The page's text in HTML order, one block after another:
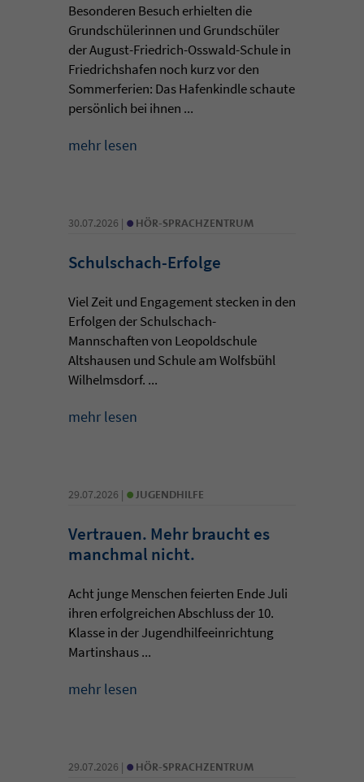
Besonderen Besuch erhielten die
Grundschülerinnen und Grundschüler
der August-Friedrich-Osswald-Schule in
Friedrichshafen noch kurz vor den
Sommerferien: Das Hafenkindle schaute
persönlich bei ihnen ...
mehr lesen
30.07.2026 | • HÖR-SPRACHZENTRUM
Schulschach-Erfolge
Viel Zeit und Engagement stecken in den
Erfolgen der Schulschach-
Mannschaften von Leopoldschule
Altshausen und Schule am Wolfsbühl
Wilhelmsdorf. ...
mehr lesen
29.07.2026 | • JUGENDHILFE
Vertrauen. Mehr braucht es
manchmal nicht.
Acht junge Menschen feierten Ende Juli
ihren erfolgreichen Abschluss der 10.
Klasse in der Jugendhilfeeinrichtung
Martinshaus ...
mehr lesen
29.07.2026 | • HÖR-SPRACHZENTRUM